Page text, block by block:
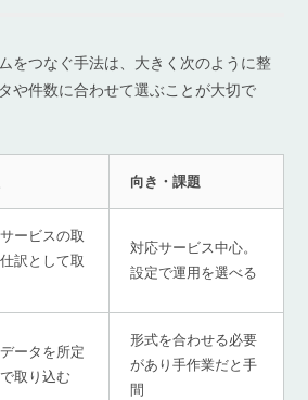
をつなぐ手法は、大きく次のように整
や件数に合わせて選ぶことが大切で
向き・課題
ービスの取
訳として取
対応サービス中心。
設定で運用を選べる
ータを所定
取り込む
形式を合わせる必要
があり手作業だと手
間